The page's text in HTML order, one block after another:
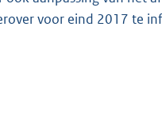
voor eind 2017 te